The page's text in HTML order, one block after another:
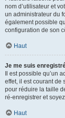
nom d’utilisateur et
un administrateur du
également possible
configuration de son
Haut
Je me suis
Il est possible qu’un
effet, il est courant de
pour réduire la taille
ré-enregistrer et
Haut